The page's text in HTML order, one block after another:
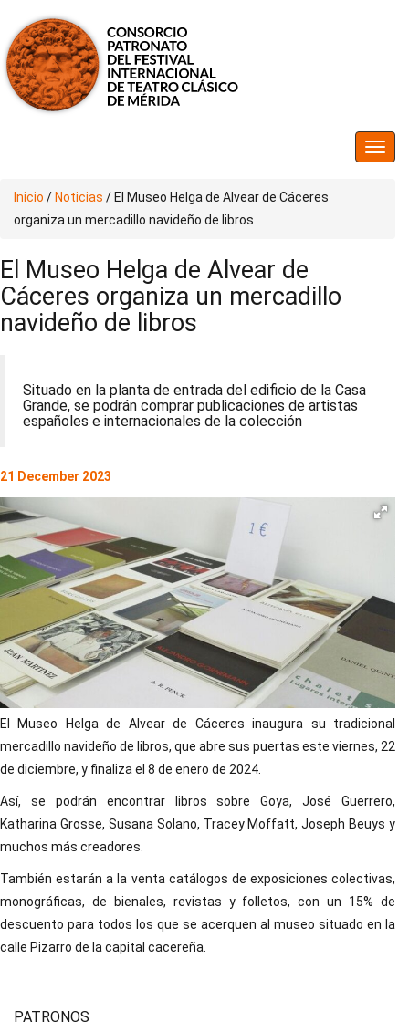
Inicio / Noticias / El Museo Helga de Alvear de Cáceres
organiza un mercadillo navideño de libros
El Museo Helga de Alvear de
Cáceres organiza un mercadillo
navideño de libros
Situado en la planta de entrada del edificio de la Casa
Grande, se podrán comprar publicaciones de artistas
españoles e internacionales de la colección
21 December 2023
El Museo Helga de Alvear de Cáceres inaugura su tradicional
mercadillo navideño de libros, que abre sus puertas este viernes, 22
de diciembre, y finaliza el 8 de enero de 2024.
Así, se podrán encontrar libros sobre Goya, José Guerrero,
Katharina Grosse, Susana Solano, Tracey Moffatt, Joseph Beuys y
muchos más creadores.
También estarán a la venta catálogos de exposiciones colectivas,
monográficas, de bienales, revistas y folletos, con un 15% de
descuento para todos los que se acerquen al museo situado en la
calle Pizarro de la capital cacereña.
PATRONOS